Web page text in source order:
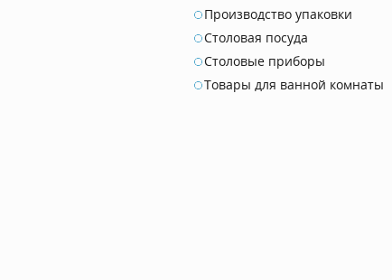
Производство упаковки
Столовая посуда
Столовые приборы
Товары для ванной комнаты